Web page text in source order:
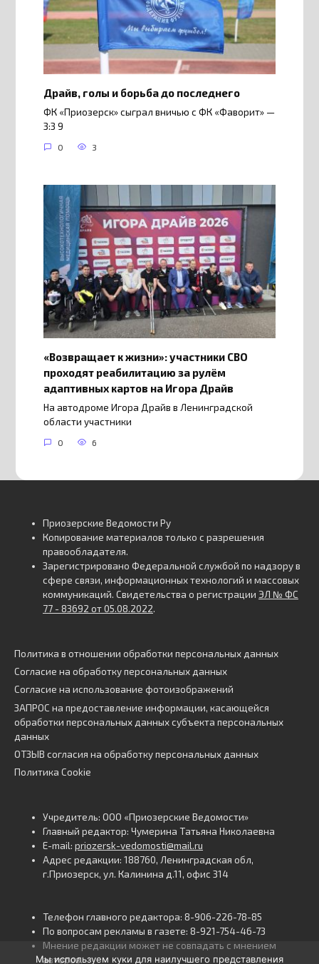
Драйв, голы и борьба до последнего
ФК «Приозерск» сыграл вничью с ФК «Фаворит» —
3:3 9
0 3
«Возвращает к жизни»: участники СВО
проходят реабилитацию за рулём
адаптивных картов на Игора Драйв
На автодроме Игора Драйв в Ленинградской
области участники
0 6
Приозерские Ведомости Ру
Копирование материалов только с разрешения
правообладателя.
Зарегистрировано Федеральной службой по надзору в
сфере связи, информационных технологий и массовых
коммуникаций. Свидетельства о регистрации ЭЛ № ФС
77 - 83692 от 05.08.2022.
Политика в отношении обработки персональных данных
Согласие на обработку персональных данных
Согласие на использование фотоизображений
ЗАПРОС на предоставление информации, касающейся
обработки персональных данных субъекта персональных
данных
ОТЗЫВ согласия на обработку персональных данных
Политика Cookie
Учредитель: ООО «Приозерские Ведомости»
Главный редактор: Чумерина Татьяна Николаевна
E-mail: priozersk-vedomosti@mail.ru
Адрес редакции: 188760, Ленинградская обл,
г.Приозерск, ул. Калинина д.11, офис 314
Телефон главного редактора: 8-906-226-78-85
По вопросам рекламы в газете: 8-921-754-46-73
Мнение редакции может не совпадать с мнением
авторов.
Мы используем куки для наилучшего представления